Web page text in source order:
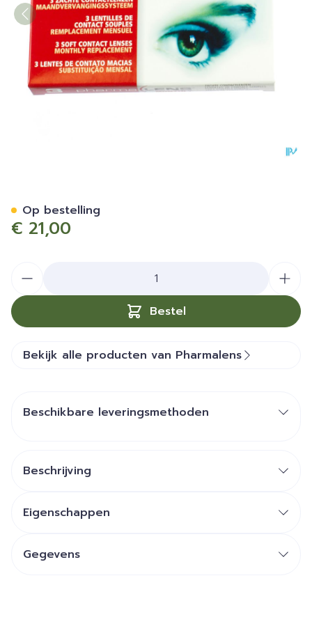
€ 21,00
Bestel
Op bestelling
Bekijk alle producten van Pharmalens
Beschikbare leveringsmethoden
Beschrijving
Eigenschappen
Gegevens